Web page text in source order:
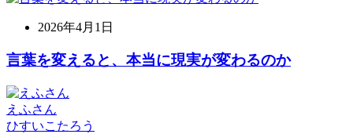
2026年4月1日
言葉を変えると、本当に現実が変わるのか
えふさん
ひすいこたろう